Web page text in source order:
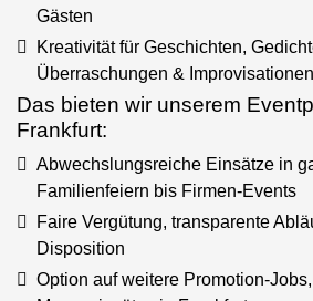
Gästen
Kreativität für Geschichten,
Überraschungen & Improvisationen
Das bieten wir unserem
Frankfurt:
Abwechslungsreiche Einsätze in
Familienfeiern bis Firmen-Events
Faire Vergütung, transparente
Disposition
Option auf weitere Promotion-